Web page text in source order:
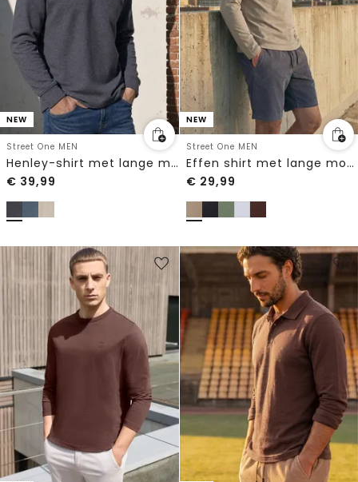
NEW
Street One MEN
Henley-shirt met lange mouwen in gemêleerde look
€ 39,99
NEW
Street One MEN
Effen shirt met lange mouwen en ronde hals
€ 29,99